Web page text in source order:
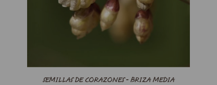
SEMILLAS DE CORAZONES - BRIZA MEDIA